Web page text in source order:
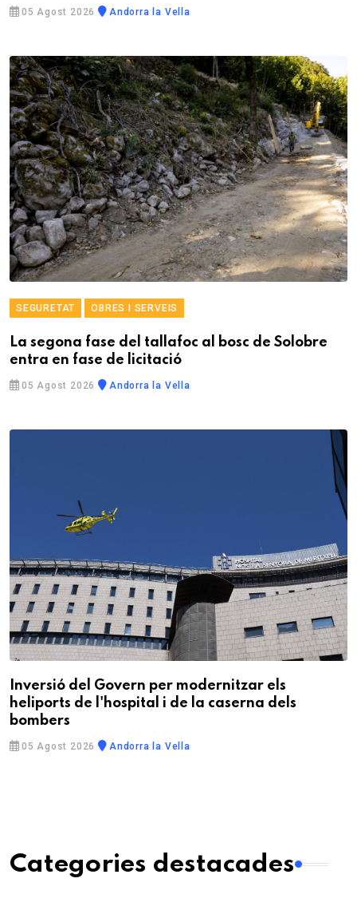
05 Agost 2026 Andorra la Vella
SEGURETAT OBRES I SERVEIS
La segona fase del tallafoc al bosc de Solobre
entra en fase de licitació
05 Agost 2026 Andorra la Vella
Inversió del Govern per modernitzar els
heliports de l'hospital i de la caserna dels
bombers
05 Agost 2026 Andorra la Vella
Categories destacades